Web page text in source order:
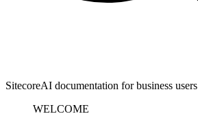
SitecoreAI documentation for business users
WELCOME